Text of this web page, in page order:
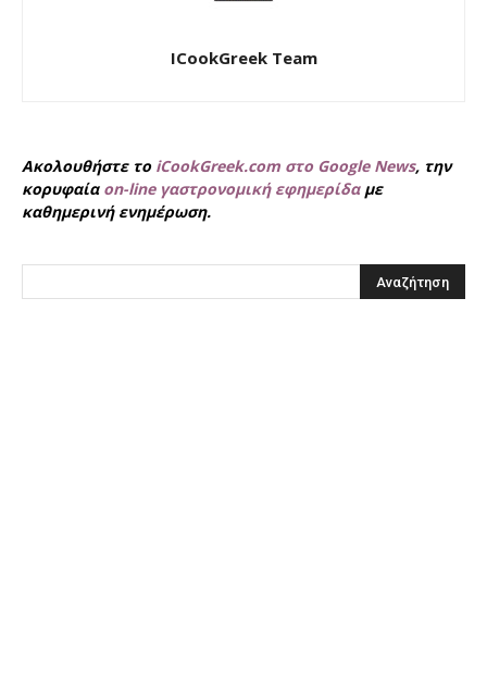
ICookGreek Team
Ακολουθήστε το iCookGreek.com στο Google News, την
κορυφαία on-line γαστρονομική εφημερίδαμε
καθημερινή ενημέρωση.